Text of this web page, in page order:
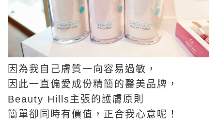
因為我自己膚質一向容易過敏，
因此一直偏愛成份精簡的醫美品牌，
Beauty Hills主張的護膚原則
簡單卻同時有價值，正合我心意呢！